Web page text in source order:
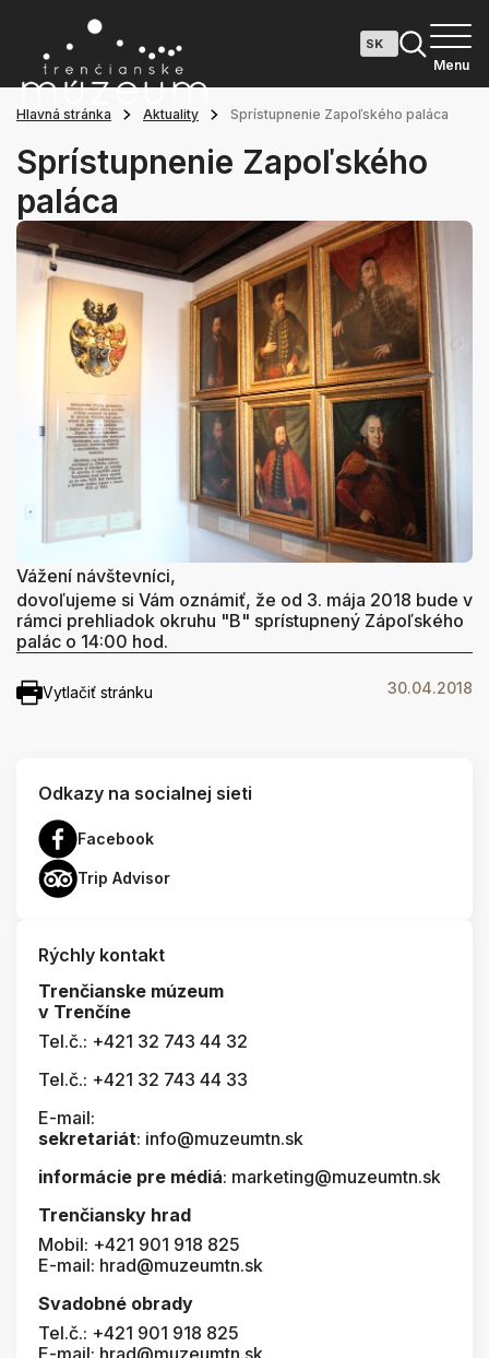
Menu
Hlavná stránka Aktuality Sprístupnenie Zapoľského paláca
Sprístupnenie Zapoľského
paláca
Vážení návštevníci,
dovoľujeme si Vám oznámiť, že od 3. mája 2018 bude v
rámci prehliadok okruhu "B" sprístupnený Zápoľského
palác o 14:00 hod.
Vytlačiť stránku 30.04.2018
Odkazy na socialnej sieti
Facebook
Trip Advisor
Rýchly kontakt
Trenčianske múzeum
v Trenčíne
Tel.č.: +421 32 743 44 32
Tel.č.: +421 32 743 44 33
E-mail:
sekretariát: info@muzeumtn.sk
informácie pre médiá: marketing@muzeumtn.sk
Trenčiansky hrad
Mobil: +421 901 918 825
E-mail: hrad@muzeumtn.sk
Svadobné obrady
Tel.č.: +421 901 918 825
E-mail: hrad@muzeumtn.sk